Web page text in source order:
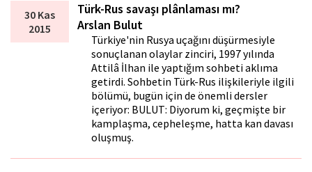
30 Kas
2015
Türk-Rus savaşı plânlaması mı?
Arslan Bulut
Türkiye'nin Rusya uçağını düşürmesiyle
sonuçlanan olaylar zinciri, 1997 yılında
Attilâ İlhan ile yaptığım sohbeti aklıma
getirdi. Sohbetin Türk-Rus ilişkileriyle ilgili
bölümü, bugün için de önemli dersler
içeriyor: BULUT: Diyorum ki, geçmişte bir
kamplaşma, cepheleşme, hatta kan davası
oluşmuş.